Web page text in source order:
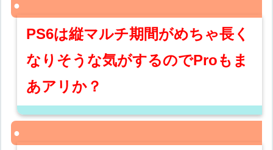
PS6は縦マルチ期間がめちゃ長く
なりそうな気がするのでProもま
あアリか？